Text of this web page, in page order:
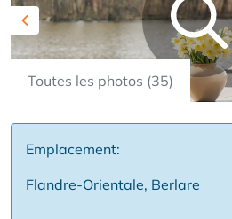
Toutes les photos (35)
Previous
Emplacement:
Flandre-Orientale, Berlare